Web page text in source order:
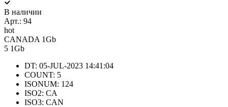
В наличии
Арт.: 94
hot
CANADA 1Gb
5 1Gb
DT: 05-JUL-2023 14:41:04
COUNT: 5
ISONUM: 124
ISO2: CA
ISO3: CAN